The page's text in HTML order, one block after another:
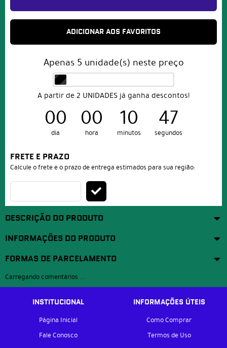
ADICIONAR AOS FAVORITOS
Apenas 5 unidade(s) neste preço
A partir de 2 UNIDADES já ganha descontos!
00
dia
00
hora
10
minutos
47
segundos
FRETE E PRAZO
Calcule o frete e o prazo de entrega estimados para sua região:
DESCRIÇÃO DO PRODUTO
INFORMAÇÕES DO PRODUTO
FORMAS DE PARCELAMENTO
Carregando comentários ...
INSTITUCIONAL
Página Inicial
Fale Conosco
INFORMAÇÕES ÚTEIS
Como Comprar
Termos de Uso